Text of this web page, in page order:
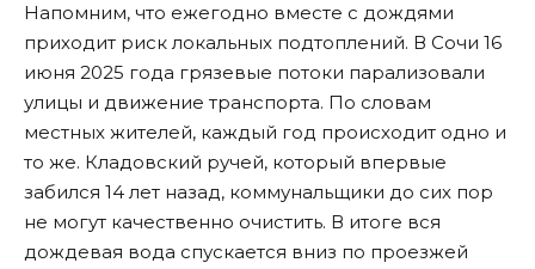
Напомним, что ежегодно вместе с дождями
приходит риск локальных подтоплений. В Сочи 16
июня 2025 года грязевые потоки парализовали
улицы и движение транспорта. По словам
местных жителей, каждый год происходит одно и
то же. Кладовский ручей, который впервые
забился 14 лет назад, коммунальщики до сих пор
не могут качественно очистить. В итоге вся
дождевая вода спускается вниз по проезжей